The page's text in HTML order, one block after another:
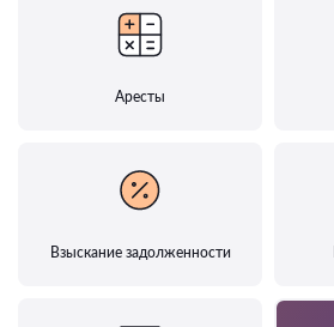
Аресты
Взыскание задолженности